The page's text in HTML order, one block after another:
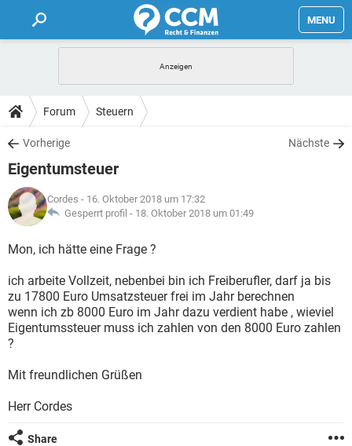
MENU
FORUM
TIPPS
LEXIKON
Forum Steuern
Vorherige Nächste
Eigentumsteuer
Cordes - 16. Oktober 2018 um 17:32
Gesperrt profil - 18. Oktober 2018 um 01:49
Mon, ich hätte eine Frage ?
ich arbeite Vollzeit, nebenbei bin ich Freiberufler, darf ja bis
zu 17800 Euro Umsatzsteuer frei im Jahr berechnen
wenn ich zb 8000 Euro im Jahr dazu verdient habe , wieviel
Eigentumssteuer muss ich zahlen von den 8000 Euro zahlen
?
Mit freundlichen Grüßen
Herr Cordes
Share